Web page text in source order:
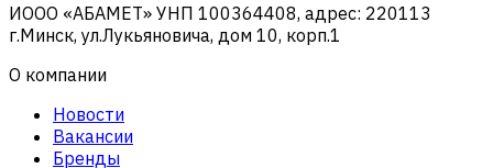
ИООО «АБАМЕТ» УНП 100364408, адрес: 220113
г.Минск, ул.Лукьяновича, дом 10, корп.1
О компании
Новости
Вакансии
Бренды